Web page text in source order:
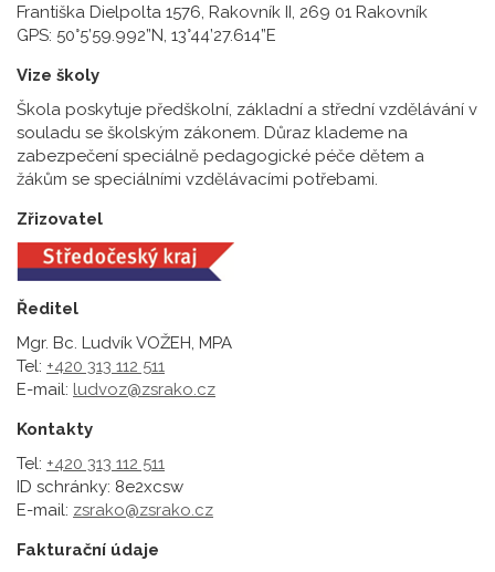
Františka Dielpolta 1576, Rakovník II, 269 01 Rakovník
GPS: 50°5’59.992”N, 13°44’27.614”E
Vize školy
Škola poskytuje předškolní, základní a střední vzdělávání v
souladu se školským zákonem. Důraz klademe na
zabezpečení speciálně pedagogické péče dětem a
žákům se speciálními vzdělávacími potřebami.
Zřizovatel
Ředitel
Mgr. Bc. Ludvík VOŽEH, MPA
Tel: +420 313 112 511
E-mail: ludvoz@zsrako.cz
Kontakty
Tel: +420 313 112 511
ID schránky: 8e2xcsw
E-mail: zsrako@zsrako.cz
Fakturační údaje